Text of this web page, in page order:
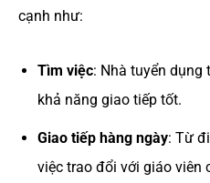
cạnh như:
Tìm việc: Nhà tuyển dụng
khả năng giao tiếp tốt.
Giao tiếp hàng ngày: Từ
việc trao đổi với giáo viên